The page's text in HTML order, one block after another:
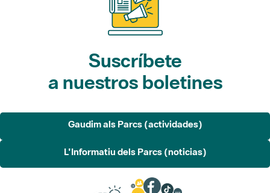
Suscríbete
a nuestros boletines
Gaudim als Parcs (actividades)
L'Informatiu dels Parcs (noticias)